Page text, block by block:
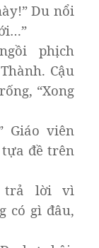
Du nổi
phịch
Cậu
“Xong
Giáo viên
đề trên
trả lời vì
có gì đâu,